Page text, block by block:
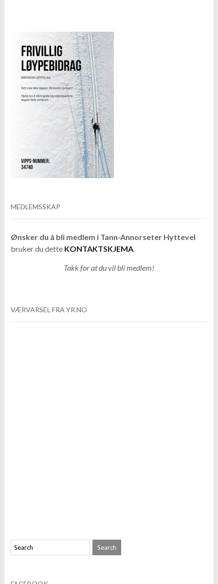
MEDLEMSSKAP
Ønsker du å bli medlem i Tann-Annorseter Hyttevel
bruker du dette KONTAKTSKJEMA
Takk for at du vil bli medlem!
VÆRVARSEL FRA YR.NO